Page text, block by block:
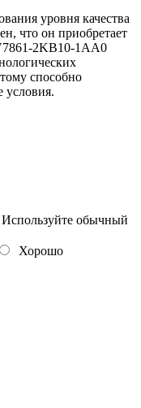
уровня качества
что он приобретает
2KB10-1AA0
способно
условия.
обычный
Хорошо